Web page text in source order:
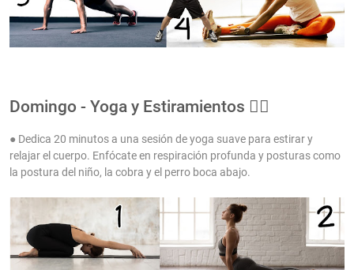
Domingo - Yoga y Estiramientos 🧘‍♀️
● Dedica 20 minutos a una sesión de yoga suave para estirar y
relajar el cuerpo. Enfócate en respiración profunda y posturas como
la postura del niño, la cobra y el perro boca abajo.